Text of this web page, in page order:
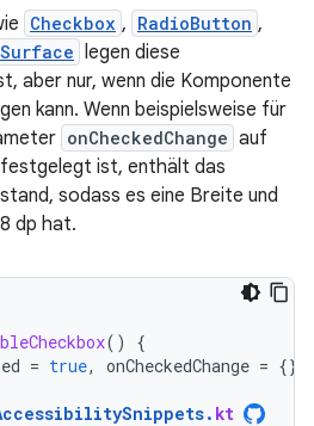
Checkbox , RadioButton ,
Surface legen diese
aber nur, wenn die Komponente
kann. Wenn beispielsweise für
onCheckedChange auf
festgelegt ist, enthält das
sodass es eine Breite und
dp hat.
()
{
= true, onCheckedChange = {})
. kt